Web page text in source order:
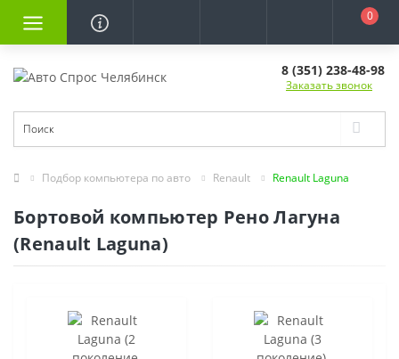
0
8 (351) 238-48-98
Заказать звонок
Подбор компьютера по авто Renault Renault Laguna
Бортовой компьютер Рено Лагуна
(Renault Laguna)